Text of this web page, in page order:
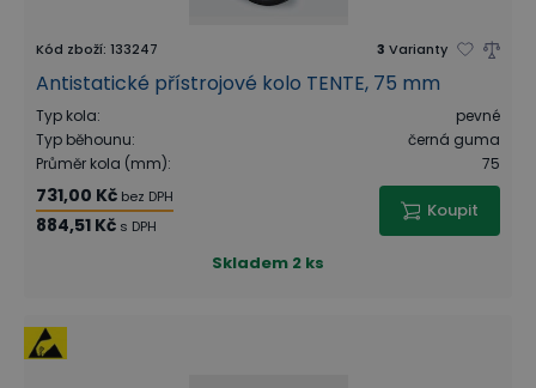
Kód zboží: 133247 3 Varianty
Antistatické přístrojové kolo TENTE, 75 mm
Typ kola:
pevné
Typ běhounu:
černá guma
Průměr kola (mm): 75
731,00 Kč bez DPH
884,51 Kč s DPH
Koupit
Skladem 2 ks